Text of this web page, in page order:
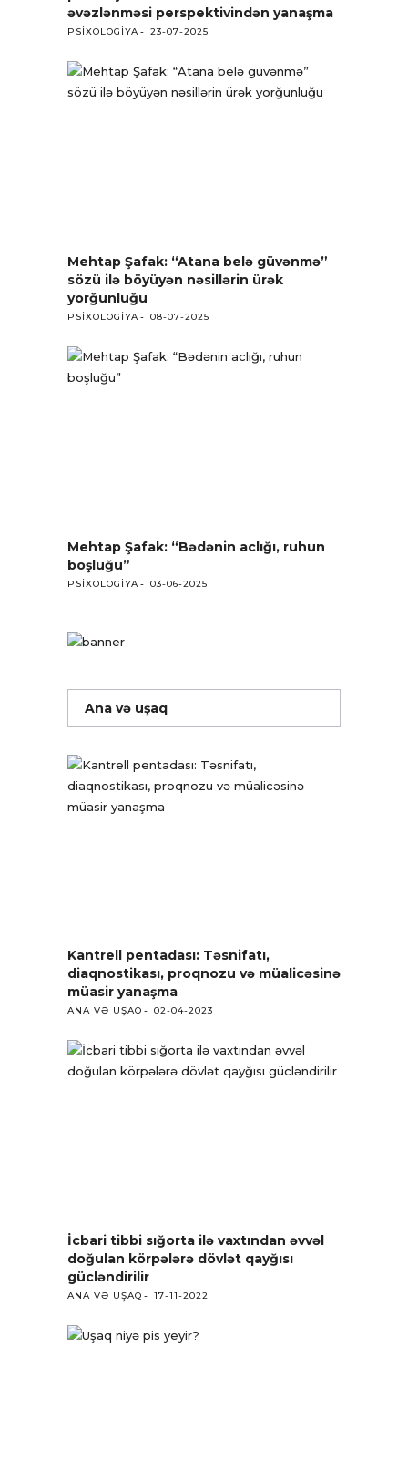
əvəzlənməsi perspektivindən yanaşma
PSIXOLOGIYA 23-07-2025
Mehtap Şafak: “Atana belə güvənmə”
sözü ilə böyüyən nəsillərin ürək
yorğunluğu
PSIXOLOGIYA 08-07-2025
Mehtap Şafak: “Bədənin aclığı, ruhun
boşluğu”
PSIXOLOGIYA 03-06-2025
Ana və uşaq
Kantrell pentadası: Təsnifatı,
diaqnostikası, proqnozu və müalicəsinə
müasir yanaşma
ANA VƏ UŞAQ 02-04-2023
İcbari tibbi sığorta ilə vaxtından əvvəl
doğulan körpələrə dövlət qayğısı
gücləndirilir
ANA VƏ UŞAQ 17-11-2022